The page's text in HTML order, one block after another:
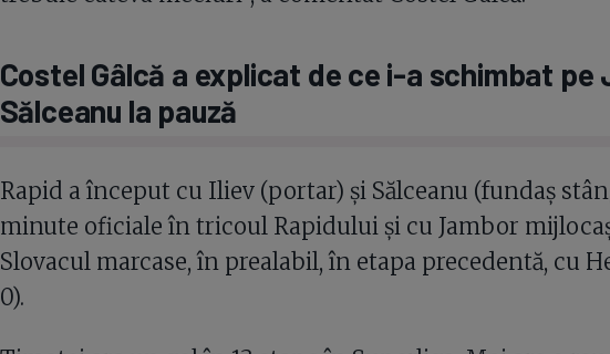
Costel Gâlcă a explicat de ce i-a schimbat pe
Sălceanu la pauză
Rapid a început cu Iliev (portar) și Sălceanu (fundaș
minute oficiale în tricoul Rapidului și cu Jambor
Slovacul marcase, în prealabil, în etapa precedentă, cu
0).